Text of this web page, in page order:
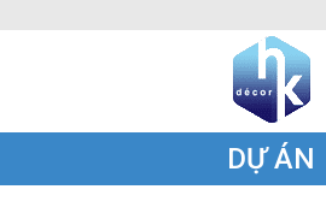
DỰ ÁN